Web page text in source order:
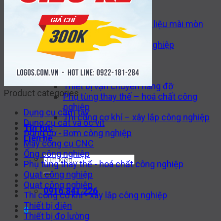
Máy công cụ CNC
Thiết bị thuỷ lực
Van công nghiệp – Vật liệu mài mòn
Thiết bị hàn
Động cơ – Bơm công nghiệp
Thiết bị tự động hoá
Dụng cụ cắt và ốc vít
Thiết bị vận chuyển nâng đỡ
Phụ tùng thay thế – hoá chất công
nghiệp
Thi công cơ khí – xây lắp công nghiệp
Tin tức
Liên hệ
Tìm
kiếm:
0916.841.226
0
Product categories
Dụng cụ cầm tay
Dụng cụ cắt và ốc vít
Động cơ - Bơm công nghiệp
Máy công cụ CNC
Ống công nghiệp
Phụ tùng thay thế - hoá chất công nghiệp
Quạt công nghiệp
Quạt công nghiệp
Thi công cơ khí - xây lắp công nghiệp
Thiết bị điện
Thiết bị đo lường